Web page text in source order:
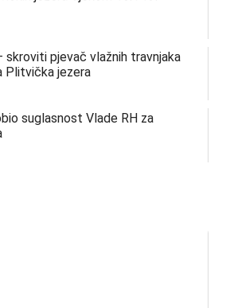
skroviti pjevač vlažnih travnjaka
Plitvička jezera
suglasnost Vlade RH za